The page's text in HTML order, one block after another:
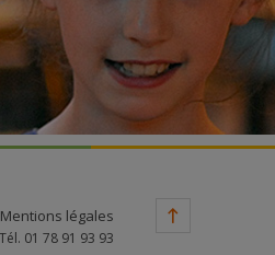
Mentions légales
Tél. 01 78 91 93 93